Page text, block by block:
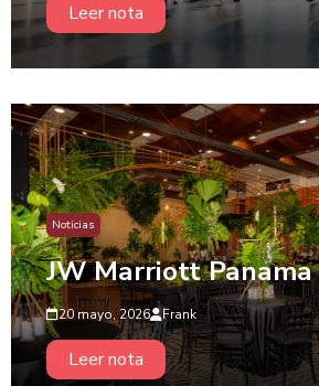
Leer nota
Noticias
JW Marriott Panama
20 mayo, 2026 Frank
Leer nota